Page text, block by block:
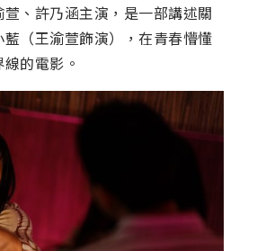
、許乃涵主演，是一部講述關
（王渝萱飾演），在青春懵懂
的電影。